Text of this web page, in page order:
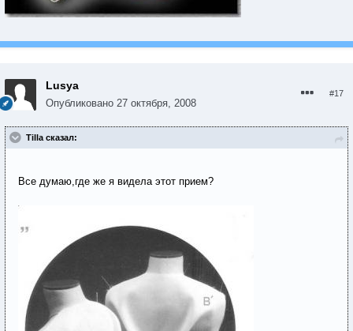
Lusya
Опубликовано 27 октября, 2008
#17
Tilla сказал:
Все думаю,где же я видела этот прием?